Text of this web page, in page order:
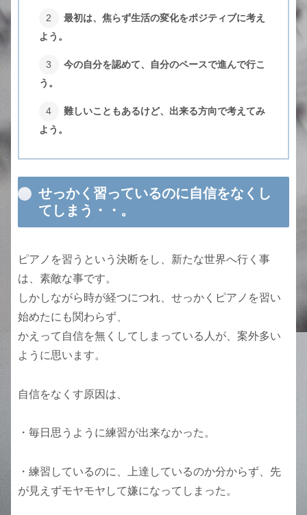
最初は、焦らず生活の変化をポジティブに考え
よう。
今の自分を認めて、自分のペースで進んで行こ
う。
難しいこともあるけど、出来る方向で考えてみ
よう。
せっかく習っているのに自信をなくし
てしまう・・。
ピアノを習うという決断をし、新たな世界へ行く事
は、素敵な事です。
しかしながら時が経つにつれ、せっかくピアノを習い
始めたにも関わらず、
かえって自信を無くしてしまっている人が、案外多い
ように思います。
自信をなくす原因は、
・毎日思うように練習が出来なかった。
・練習しているのに、上達しているのか分からず、先
が見えずモヤモヤして嫌になってしまった。